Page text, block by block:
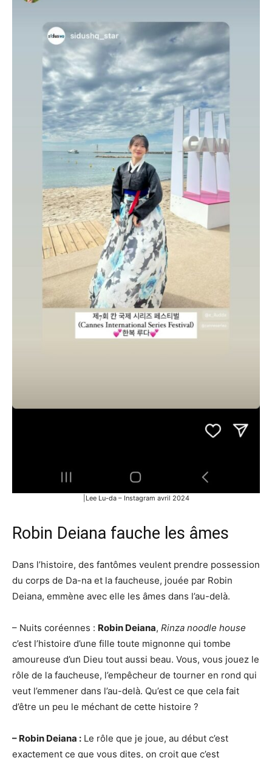
|Lee Lu-da – Instagram avril 2024
Robin Deiana fauche les âmes
Dans l’histoire, des fantômes veulent prendre possession
du corps de Da-na et la faucheuse, jouée par Robin
Deiana, emmène avec elle les âmes dans l’au-delà.
– Nuits coréennes : Robin Deiana, Rinza noodle house
c’est l’histoire d’une fille toute mignonne qui tombe
amoureuse d’un Dieu tout aussi beau. Vous, vous jouez le
rôle de la faucheuse, l’empêcheur de tourner en rond qui
veut l’emmener dans l’au-delà. Qu’est ce que cela fait
d’être un peu le méchant de cette histoire ?
– Robin Deiana : Le rôle que je joue, au début c’est
exactement ce que vous dites, on croit que c’est